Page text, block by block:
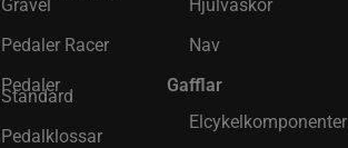
Gravel
Pedaler Racer
Pedaler
Standard
Pedalklossar
Hjulväskor
Nav
Gafflar
Elcykelkomponenter